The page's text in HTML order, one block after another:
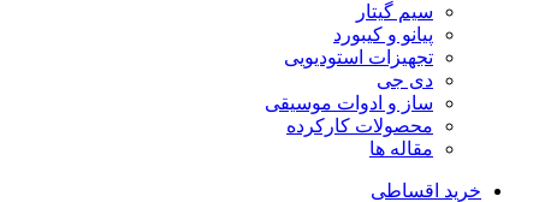
سیم گیتار
پیانو و کیبورد
تجهیزات استودیویی
دی جی
ساز و ادوات موسیقی
محصولات کارکرده
مقاله ها
خرید اقساطی